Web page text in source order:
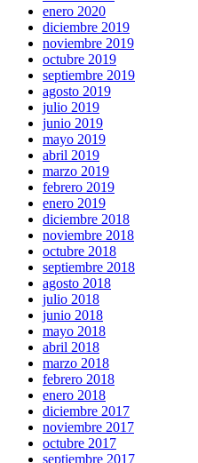
enero 2020
diciembre 2019
noviembre 2019
octubre 2019
septiembre 2019
agosto 2019
julio 2019
junio 2019
mayo 2019
abril 2019
marzo 2019
febrero 2019
enero 2019
diciembre 2018
noviembre 2018
octubre 2018
septiembre 2018
agosto 2018
julio 2018
junio 2018
mayo 2018
abril 2018
marzo 2018
febrero 2018
enero 2018
diciembre 2017
noviembre 2017
octubre 2017
septiembre 2017